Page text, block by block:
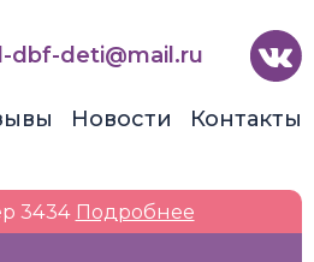
dbf-deti@mail.ru
Новости Контакты
3434 Подробнее